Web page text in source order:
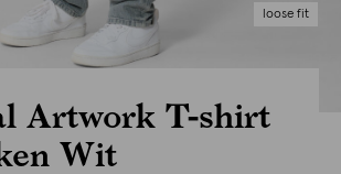
loose fit
Artwork T-shirt
Wit